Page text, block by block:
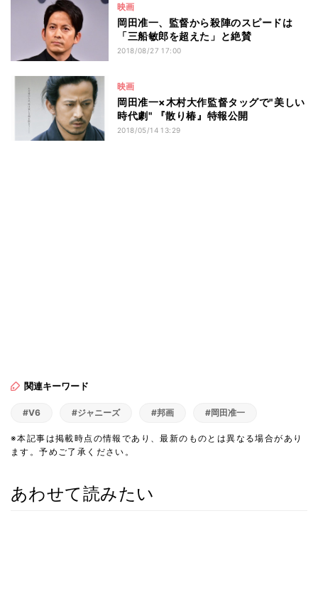
映画
岡田准一、監督から殺陣のスピードは
「三船敏郎を超えた」と絶賛
2018/08/27 17:00
映画
岡田准一×木村大作監督タッグで"美しい
時代劇" 『散り椿』特報公開
2018/05/14 13:29
関連キーワード
#V6 #ジャニーズ #邦画 #岡田准一
※本記事は掲載時点の情報であり、最新のものとは異なる場合があり
ます。予めご了承ください。
あわせて読みたい